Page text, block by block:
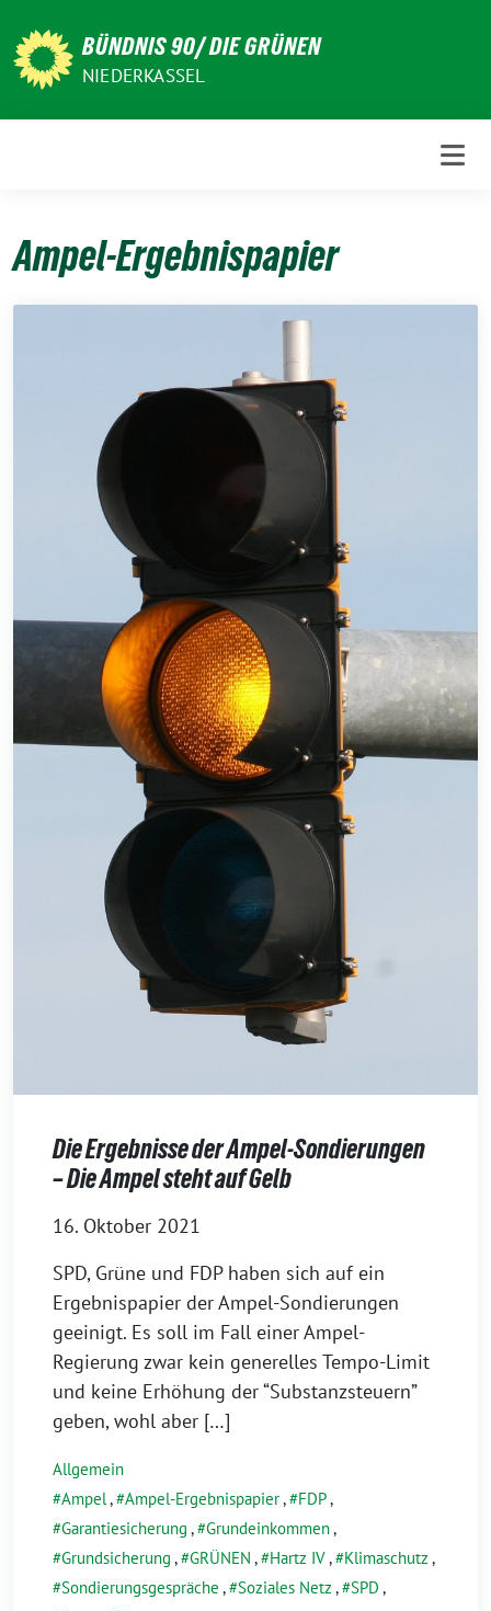
zum
Inhalt
BÜNDNIS 90/ DIE GRÜNEN
NIEDERKASSEL
Ampel-Ergebnispapier
Die Ergebnisse der Ampel-Sondierungen
– Die Ampel steht auf Gelb
16. Oktober 2021
SPD, Grüne und FDP haben sich auf ein
Ergebnispapier der Ampel-Sondierungen
geeinigt. Es soll im Fall einer Ampel-
Regierung zwar kein generelles Tempo-Limit
und keine Erhöhung der “Substanzsteuern”
geben, wohl aber […]
Allgemein
Ampel, Ampel-Ergebnispapier, FDP,
Garantiesicherung , Grundeinkommen,
Grundsicherung , GRÜNEN , Hartz IV, Klimaschutz ,
Sondierungsgespräche , Soziales Netz , SPD ,